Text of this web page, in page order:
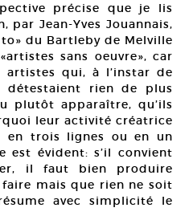
précise que je lis
par Jean-Yves Jouannais,
du Bartleby de Melville
sans oeuvre», car
qui, à l’instar de
détestaient rien de plus
plutôt apparaître, qu’ils
leur activité créatrice
en trois lignes ou en un
est évident: s’il convient
il faut bien produire
mais que rien ne soit
avec simplicité le